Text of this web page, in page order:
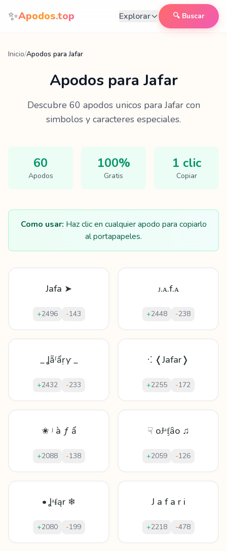
Saltar al contenido
✨Apodos.top Explorar 🔍 Buscar
Inicio/Apodos para Jafar
Apodos para Jafar
Descubre 60 apodos unicos paraJafarcon
simbolos y caracteres especiales.
60
Apodos
100%
Gratis
1 clic
Copiar
Como usar: Haz clic en cualquier apodo para copiarlo
al portapapeles.
Jafa ➤
+2496 -143
ᴊ.ᴀ.f.ᴀ
+2448 -238
_ Ʝẵᶠẩṛƴ _
+2432 -233
⁖ ❬Jafar❭
+2255 -172
✬ ʲ à ƒ ẩ
+2088 -138
☟ oɈᵃᶂȃo ♫
+2059 -126
• Ʝᵃᵮąr ❄
+2080 -199
J a f a r i
+2218 -478